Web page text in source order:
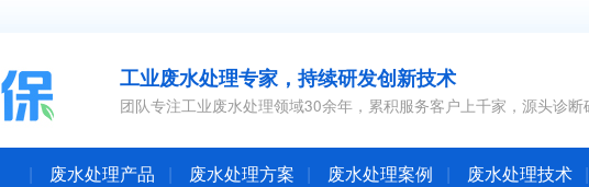
工业废水处理专家，持续研发创新技术
团队专注工业废水处理领域30余年，累积服务客户上千家，源头诊断
废水处理产品 废水处理方案 废水处理案例 废水处理技术